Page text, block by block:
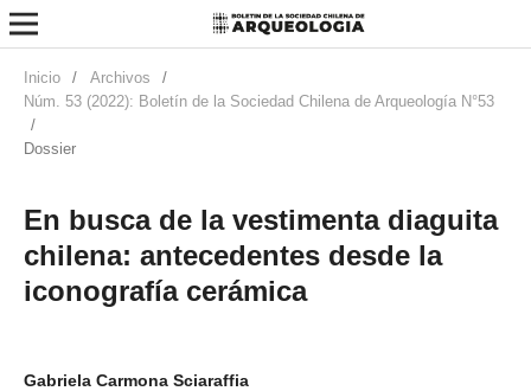
Inicio / Archivos
/
Núm. 53 (2022): Boletín de la Sociedad Chilena de Arqueología N°53
/
Dossier
En busca de la vestimenta diaguita
chilena: antecedentes desde la
iconografía cerámica
Gabriela Carmona Sciaraffia